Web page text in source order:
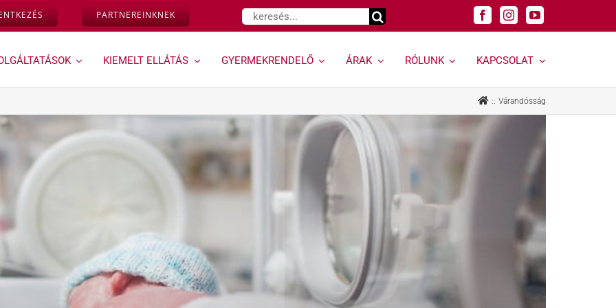
PARTNEREINKNEK Keresés...
magzati
diagnosztika »
Down-szűrés és egyéb
magzati genetikai
vizsgálataink
Magzati és
várandósság alatti
gyermekrendelő »
gyermekrendelő
szolgáltatásaihoz
vizsgálatok »
Genetikai vizsgálat
kereső »
rendellenességek
Rák és rákhajlam
genetikai vizsgálata
Öröklődő emlő- és
petefészekrák
Felnőtt
szakrendelések »
Bőrgyógyászat,
Fül-orr-gégészet,
Gyermekurológiai és
KIEMELT ELLÁTÁS GYERMEKRENDELŐ ÁRAK RÓLUNK KAPCSOLAT
Várandósság